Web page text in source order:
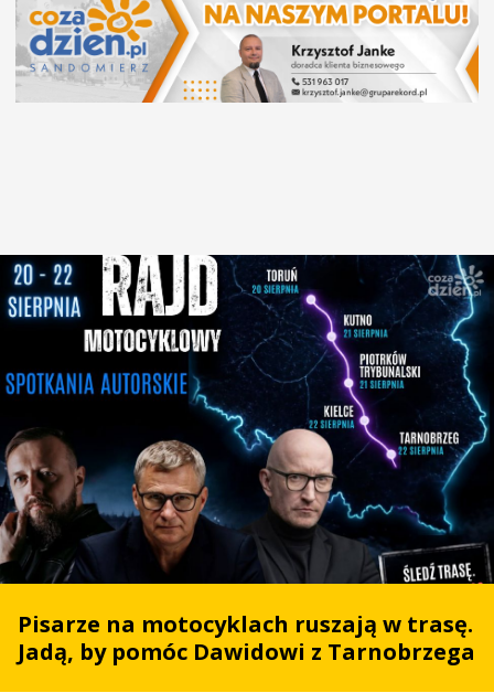
Pisarze na motocyklach ruszają w trasę.
Jadą, by pomóc Dawidowi z Tarnobrzega